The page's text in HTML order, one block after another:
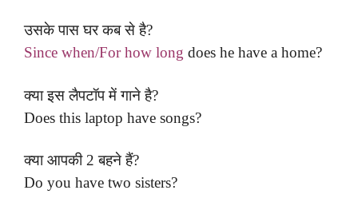
उसके पास घर कब से है?
Since when/For how long does he have a home?
क्या इस लैपटॉप में गाने है?
Does this laptop have songs?
क्या आपकी 2 बहने हैं?
Do you have two sisters?